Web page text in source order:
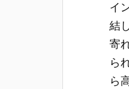
イ
結
寄
ら
ら